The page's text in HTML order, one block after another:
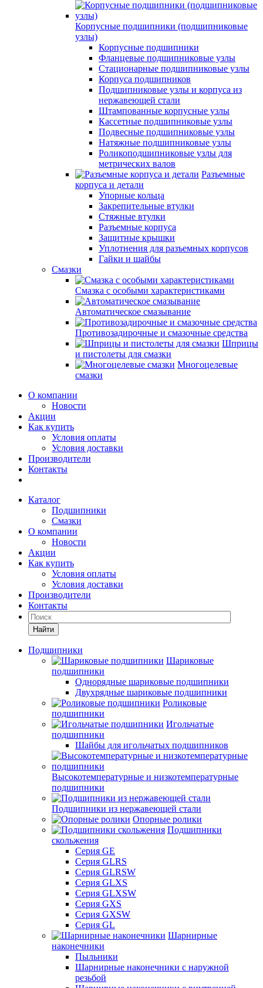
Корпусные подшипники (подшипниковые
узлы)
Корпусные подшипники
Фланцевые подшипниковые узлы
Стационарные подшипниковые узлы
Корпуса подшипников
Подшипниковые узлы и корпуса из
нержавеющей стали
Штампованные корпусные узлы
Кассетные подшипниковые узлы
Подвесные подшипниковые узлы
Натяжные подшипниковые узлы
Роликоподшипниковые узлы для
метрических валов
Разъемные
корпуса и детали
Упорные кольца
Закрепительные втулки
Стяжные втулки
Разъемные корпуса
Защитные крышки
Уплотнения для разъемных корпусов
Гайки и шайбы
Смазки
Смазка с особыми характеристиками
Автоматическое смазывание
Противозадирочные и смазочные средства
Шприцы
и пистолеты для смазки
Многоцелевые
смазки
О компании
Новости
Акции
Как купить
Условия оплаты
Условия доставки
Производители
Контакты
Каталог
Подшипники
Смазки
О компании
Новости
Акции
Как купить
Условия оплаты
Условия доставки
Производители
Контакты
Найти
Подшипники
Шариковые
подшипники
Однорядные шариковые подшипники
Двухрядные шариковые подшипники
Роликовые
подшипники
Игольчатые
подшипники
Шайбы для игольчатых подшипников
Высокотемпературные и низкотемпературные
подшипники
Подшипники из нержавеющей стали
Опорные ролики
Подшипники
скольжения
Серия GE
Серия GLRS
Серия GLRSW
Серия GLXS
Серия GLXSW
Серия GXS
Серия GXSW
Серия GL
Шарнирные
наконечники
Пыльники
Шарнирные наконечники с наружной
резьбой